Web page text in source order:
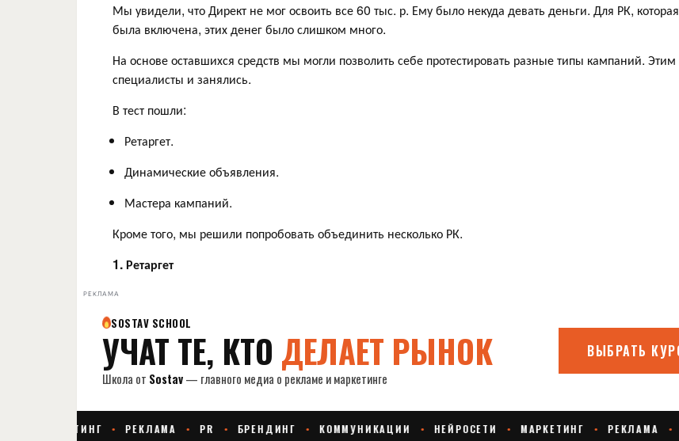
Мы увидели, что Директ не мог освоить все 60 тыс. р. Ему было некуда девать деньги. Для РК, которая
была включена, этих денег было слишком много.
На основе оставшихся средств мы могли позволить себе протестировать разные типы кампаний. Этим
специалисты и занялись.
В тест пошли:
Ретаргет.
Динамические объявления.
Мастера кампаний.
Кроме того, мы решили попробовать объединить несколько РК.
1. Ретаргет
РЕКЛАМА